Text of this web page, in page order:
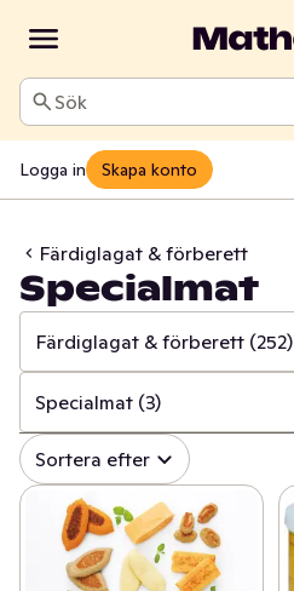
Sök
Logga in Skapa konto
Färdiglagat & förberett
Specialmat
Färdiglagat & förberett (252)
✓ Alla (629)
✓ Färdiglagat & förberett
Pizza, paj & pirog (105)
Pytt, gratäng & pommes
Specialmat (3)
✓ Alla (252)
Portionsrätter (122)
Soppor (77)
Sortera efter